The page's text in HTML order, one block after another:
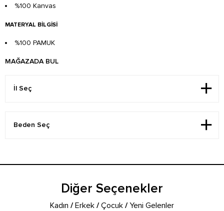
%100 Kanvas
MATERYAL BILGISI
%100 PAMUK
MAĞAZADA BUL
Diğer Seçenekler
Kadın /Erkek /Çocuk /Yeni Gelenler